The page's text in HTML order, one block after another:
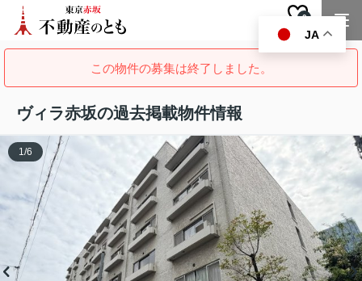
お気に入り
0
この物件の募集は終了しました。
ヴィラ赤坂の過去掲載物件情報
1/6
JA